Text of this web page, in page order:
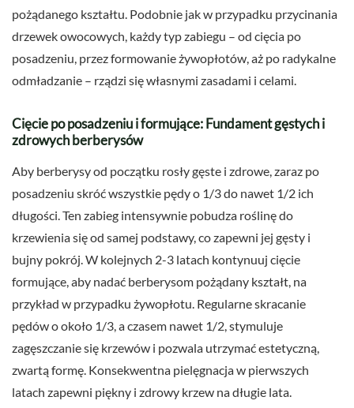
pożądanego kształtu. Podobnie jak w przypadku przycinania
drzewek owocowych, każdy typ zabiegu – od cięcia po
posadzeniu, przez formowanie żywopłotów, aż po radykalne
odmładzanie – rządzi się własnymi zasadami i celami.
Cięcie po posadzeniu i formujące: Fundament gęstych i
zdrowych berberysów
Aby berberysy od początku rosły gęste i zdrowe, zaraz po
posadzeniu skróć wszystkie pędy o 1/3 do nawet 1/2 ich
długości. Ten zabieg intensywnie pobudza roślinę do
krzewienia się od samej podstawy, co zapewni jej gęsty i
bujny pokrój. W kolejnych 2-3 latach kontynuuj cięcie
formujące, aby nadać berberysom pożądany kształt, na
przykład w przypadku żywopłotu. Regularne skracanie
pędów o około 1/3, a czasem nawet 1/2, stymuluje
zagęszczanie się krzewów i pozwala utrzymać estetyczną,
zwartą formę. Konsekwentna pielęgnacja w pierwszych
latach zapewni piękny i zdrowy krzew na długie lata.